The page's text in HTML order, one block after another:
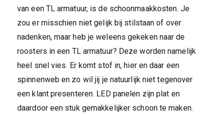
van een TL armatuur, is de schoonmaakkosten. Je
zou er misschien niet gelijk bij stilstaan of over
nadenken, maar heb je weleens gekeken naar de
roosters in een TL armatuur? Deze worden namelijk
heel snel vies. Er komt stof in, hier en daar een
spinnenweb en zo wil jij je natuurlijk niet tegenover
een klant presenteren. LED panelen zijn plat en
daardoor een stuk gemakkelijker schoon te maken.